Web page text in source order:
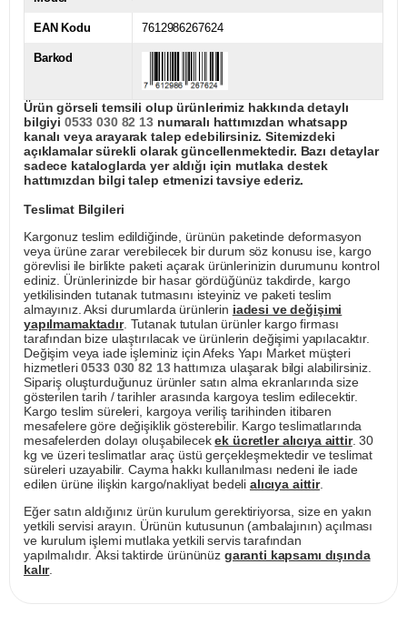
EAN Kodu 7612986267624
Barkod
Ürün görseli temsili olup ürünlerimiz hakkında detaylı
bilgiyi 0533 030 82 13numaralı hattımızdan whatsapp
kanalı veya arayarak talep edebilirsiniz. Sitemizdeki
açıklamalar sürekli olarak güncellenmektedir. Bazı detaylar
sadece kataloglarda yer aldığı için mutlaka destek
hattımızdan bilgi talep etmenizi tavsiye ederiz.
Teslimat Bilgileri
Kargonuz teslim edildiğinde, ürünün paketinde deformasyon
veya ürüne zarar verebilecek bir durum söz konusu ise, kargo
görevlisi ile birlikte paketi açarak ürünlerinizin durumunu kontrol
ediniz. Ürünlerinizde bir hasar gördüğünüz takdirde, kargo
yetkilisinden tutanak tutmasını isteyiniz ve paketi teslim
almayınız. Aksi durumlarda ürünlerin iadesi ve değişimi
yapılmamaktadır. Tutanak tutulan ürünler kargo firması
tarafından bize ulaştırılacak ve ürünlerin değişimi yapılacaktır.
Değişim veya iade işleminiz için Afeks Yapı Market müşteri
hizmetleri0533 030 82 13hattımıza ulaşarak bilgi alabilirsiniz.
Sipariş oluşturduğunuz ürünler satın alma ekranlarında size
gösterilen tarih / tarihler arasında kargoya teslim edilecektir.
Kargo teslim süreleri, kargoya veriliş tarihinden itibaren
mesafelere göre değişiklik gösterebilir. Kargo teslimatlarında
mesafelerden dolayı oluşabilecekek ücretler alıcıya aittir. 30
kg ve üzeri teslimatlar araç üstü gerçekleşmektedir ve teslimat
süreleri uzayabilir. Cayma hakkı kullanılması nedeni ile iade
edilen ürüne ilişkin kargo/nakliyat bedeli alıcıya aittir.
Eğer satın aldığınız ürün kurulum gerektiriyorsa, size en yakın
yetkili servisi arayın. Ürünün kutusunun (ambalajının) açılması
ve kurulum işlemi mutlaka yetkili servis tarafından
yapılmalıdır. Aksi taktirde ürününüz garanti kapsamı dışında
kalır.